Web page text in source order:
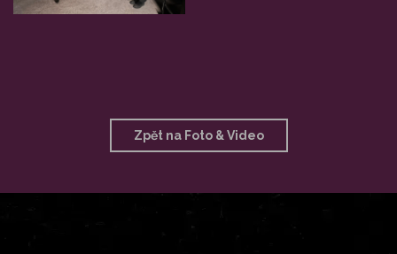
Zpět na Foto & Video